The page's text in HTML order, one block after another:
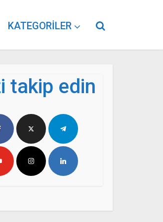
KATEGORILER
takip edin